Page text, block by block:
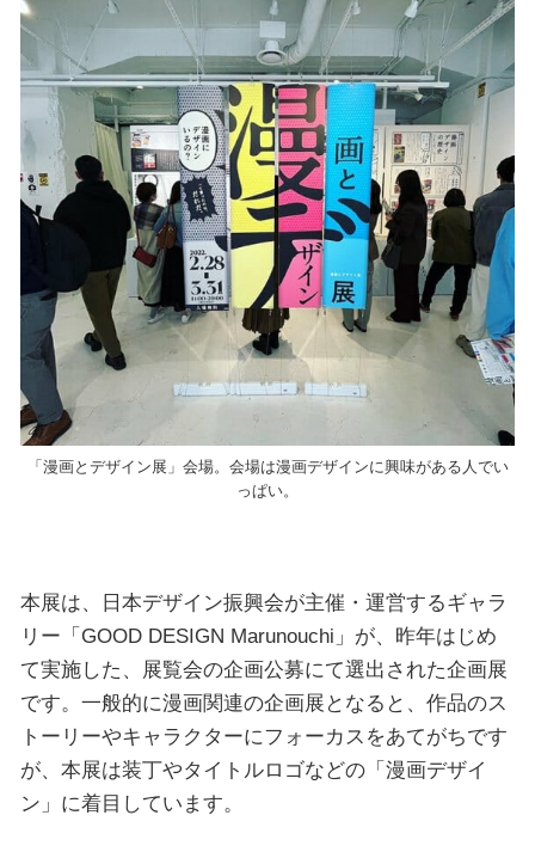
「漫画とデザイン展」会場。会場は漫画デザインに興味がある人でい
っぱい。
本展は、日本デザイン振興会が主催・運営するギャラ
リー「GOOD DESIGN Marunouchi」が、昨年はじめ
て実施した、展覧会の企画公募にて選出された企画展
です。一般的に漫画関連の企画展となると、作品のス
トーリーやキャラクターにフォーカスをあてがちです
が、本展は装丁やタイトルロゴなどの「漫画デザイ
ン」に着目しています。